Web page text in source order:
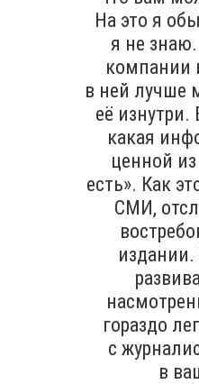
На это я
я не
компании
в ней лучше
её
какая
ценной из
есть». Как
СМИ,
гораздо
с
в